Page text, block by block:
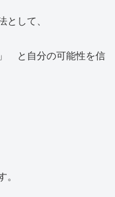
して、
」 と自分の可能性を信